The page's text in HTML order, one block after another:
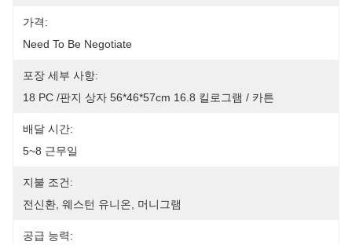
가격:
Need To Be Negotiate
포장 세부 사항:
18 PC /판지 상자 56*46*57cm 16.8 킬로그램 / 카튼
배달 시간:
5~8 근무일
지불 조건:
전신환, 웨스턴 유니온, 머니그램
공급 능력: